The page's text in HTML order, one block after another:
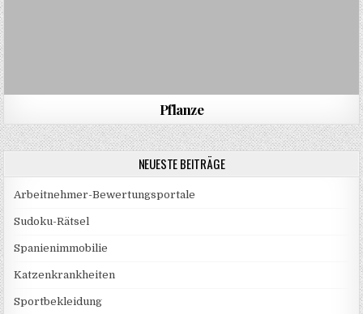
Pflanze
NEUESTE BEITRÄGE
Arbeitnehmer-Bewertungsportale
Sudoku-Rätsel
Spanienimmobilie
Katzenkrankheiten
Sportbekleidung